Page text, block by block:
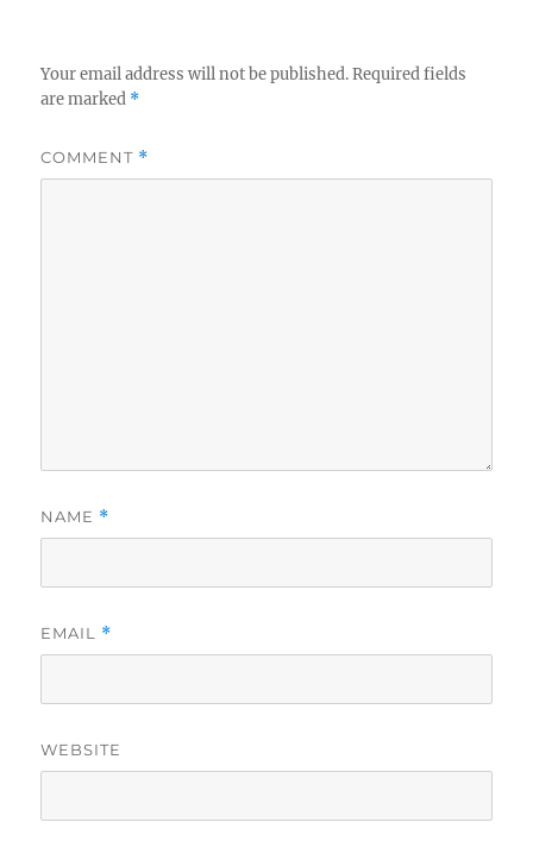
Your email address will not be published. Required fields
are marked *
COMMENT *
NAME *
EMAIL *
WEBSITE